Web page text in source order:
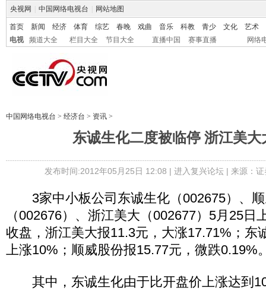
央视网 中国网络电视台 网站地图
首页 新闻 经济 体育 综艺 春晚 戏曲 音乐 科教 青少 文化
艺术
电视
频道大全 栏目大全 节目大全 直播中国 赛事直播 网络
中国网络电视台 > 经济台 > 资讯 >
东诚生化二度被临停 浙江美大
发布时间:2012年05月25日 12:08 | 进入复兴论坛| 来源：
3家中小板公司东诚生化（002675）、顺
（002676）、浙江美大（002677）5月25日
收盘，浙江美大报11.3元，大涨17.71%；东
上涨10%；顺威股份报15.77元，微跌0.19%
其中，东诚生化由于比开盘价上涨达到